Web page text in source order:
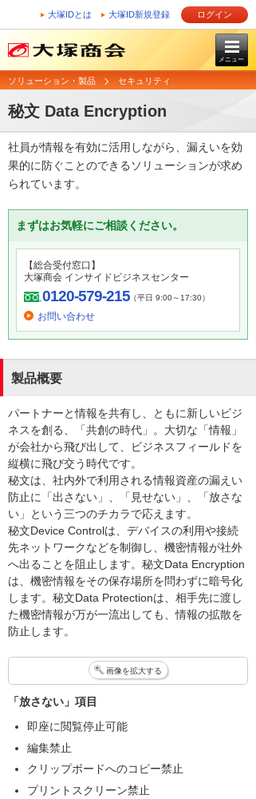
大塚IDとは 大塚ID新規登録 ログイン
メニュー
ソリューション・製品 セキュリティ
秘文 Data Encryption
社員が情報を有効に活用しながら、漏えいを効
果的に防ぐことのできるソリューションが求め
られています。
まずはお気軽にご相談ください。
【総合受付窓口】
大塚商会 インサイドビジネスセンター
0120-579-215（平日 9:00～17:30）
お問い合わせ
製品概要
パートナーと情報を共有し、ともに新しいビジ
ネスを創る、「共創の時代」。大切な「情報」
が会社から飛び出して、ビジネスフィールドを
縦横に飛び交う時代です。
秘文は、社内外で利用される情報資産の漏えい
防止に「出さない」、「見せない」、「放さな
い」という三つのチカラで応えます。
秘文Device Controlは、デバイスの利用や接続
先ネットワークなどを制御し、機密情報が社外
へ出ることを阻止します。秘文Data Encryption
は、機密情報をその保存場所を問わずに暗号化
します。秘文Data Protectionは、相手先に渡し
た機密情報が万が一流出しても、情報の拡散を
防止します。
画像を拡大する
「放さない」項目
即座に閲覧停止可能
編集禁止
クリップボードへのコピー禁止
プリントスクリーン禁止